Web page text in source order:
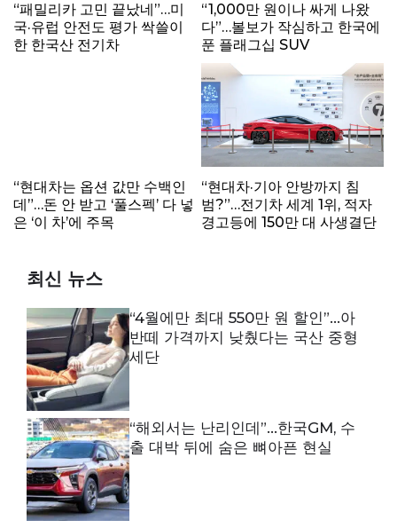
“패밀리카 고민 끝났네”…미
국·유럽 안전도 평가 싹쓸이
한 한국산 전기차
“1,000만 원이나 싸게 나왔
다”…볼보가 작심하고 한국에
푼 플래그십 SUV
“현대차는 옵션 값만 수백인
데”…돈 안 받고 ‘풀스펙’ 다 넣
은 ‘이 차’에 주목
“현대차·기아 안방까지 침
범?”…전기차 세계 1위, 적자
경고등에 150만 대 사생결단
최신 뉴스
“4월에만 최대 550만 원 할인”…아
반떼 가격까지 낮췄다는 국산 중형
세단
“해외서는 난리인데”…한국GM, 수
출 대박 뒤에 숨은 뼈아픈 현실